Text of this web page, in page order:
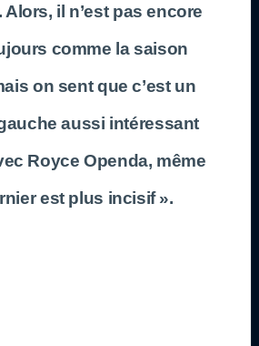
il n’est pas encore
comme la saison
on sent que c’est un
aussi intéressant
Royce Openda, même
est plus incisif ».